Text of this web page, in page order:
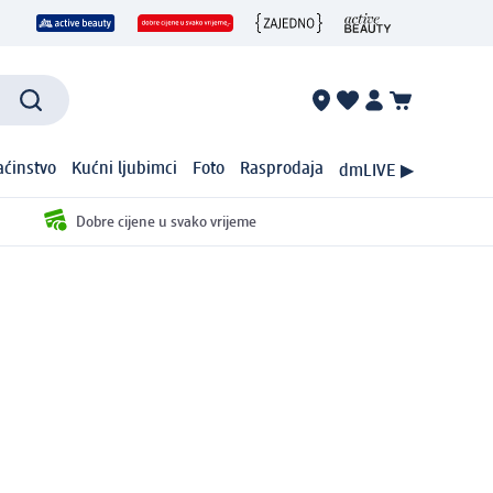
Kućni ljubimci Foto Rasprodaja dmLIVE ▶
Dobre cijene u svako vrijeme